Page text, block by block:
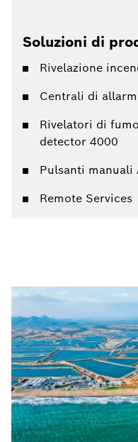
Soluzioni di
Rivelazione
Centrali di
Rivelatori di
detector 4000
Pulsanti manuali
Remote Services